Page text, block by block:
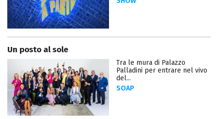
Un posto al sole
Tra le mura di Palazzo
Palladini per entrare nel vivo
del...
SOAP